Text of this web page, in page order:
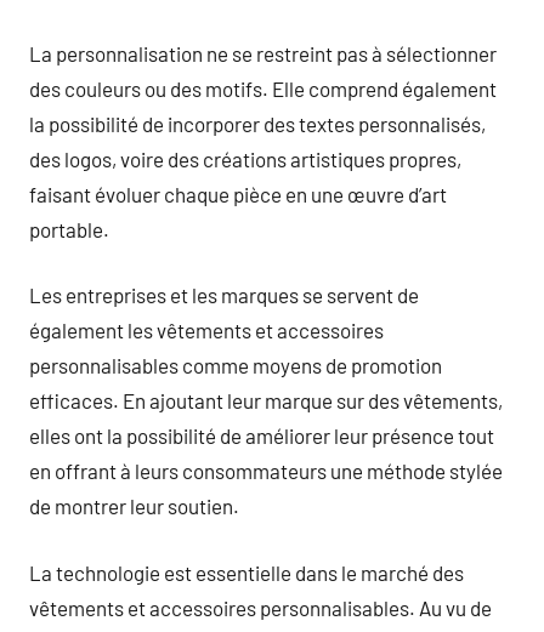
La personnalisation ne se restreint pas à sélectionner
des couleurs ou des motifs. Elle comprend également
la possibilité de incorporer des textes personnalisés,
des logos, voire des créations artistiques propres,
faisant évoluer chaque pièce en une œuvre d’art
portable.
Les entreprises et les marques se servent de
également les vêtements et accessoires
personnalisables comme moyens de promotion
efficaces. En ajoutant leur marque sur des vêtements,
elles ont la possibilité de améliorer leur présence tout
en offrant à leurs consommateurs une méthode stylée
de montrer leur soutien.
La technologie est essentielle dans le marché des
vêtements et accessoires personnalisables. Au vu de